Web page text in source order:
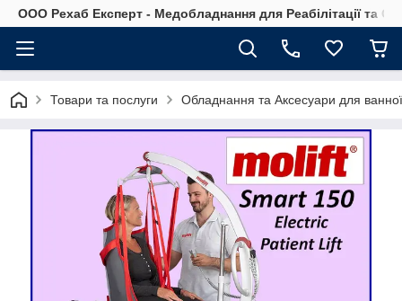
OOO Рехаб Експерт - Медобладнання для Реабілітації та
Товари та послуги Обладнання та Аксесуари для